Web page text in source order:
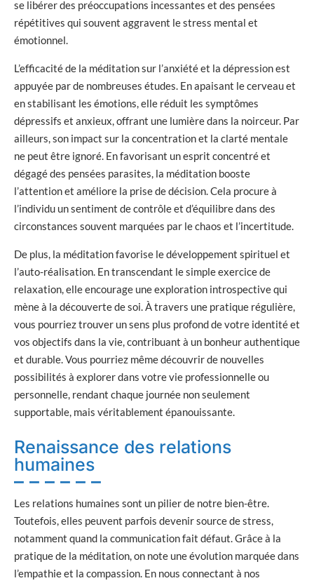
se libérer des préoccupations incessantes et des pensées
répétitives qui souvent aggravent le stress mental et
émotionnel.
L’efficacité de la méditation sur l’anxiété et la dépression est
appuyée par de nombreuses études. En apaisant le cerveau et
en stabilisant les émotions, elle réduit les symptômes
dépressifs et anxieux, offrant une lumière dans la noirceur. Par
ailleurs, son impact sur la concentration et la clarté mentale
ne peut être ignoré. En favorisant un esprit concentré et
dégagé des pensées parasites, la méditation booste
l’attention et améliore la prise de décision. Cela procure à
l’individu un sentiment de contrôle et d’équilibre dans des
circonstances souvent marquées par le chaos et l’incertitude.
De plus, la méditation favorise le développement spirituel et
l’auto-réalisation. En transcendant le simple exercice de
relaxation, elle encourage une exploration introspective qui
mène à la découverte de soi. À travers une pratique régulière,
vous pourriez trouver un sens plus profond de votre identité et
vos objectifs dans la vie, contribuant à un bonheur authentique
et durable. Vous pourriez même découvrir de nouvelles
possibilités à explorer dans votre vie professionnelle ou
personnelle, rendant chaque journée non seulement
supportable, mais véritablement épanouissante.
Renaissance des relations
humaines
Les relations humaines sont un pilier de notre bien-être.
Toutefois, elles peuvent parfois devenir source de stress,
notamment quand la communication fait défaut. Grâce à la
pratique de la méditation, on note une évolution marquée dans
l’empathie et la compassion. En nous connectant à nos